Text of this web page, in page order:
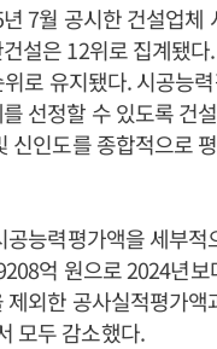
7월 공시한 건설업체
설은 12위로 집계됐
로 유지됐다. 시공능
선정할 수 있도록 건
신인도를 종합적으로
능력평가액을 세부적
억 원으로 2024년
제외한 공사실적평가액
모두 감소했다.